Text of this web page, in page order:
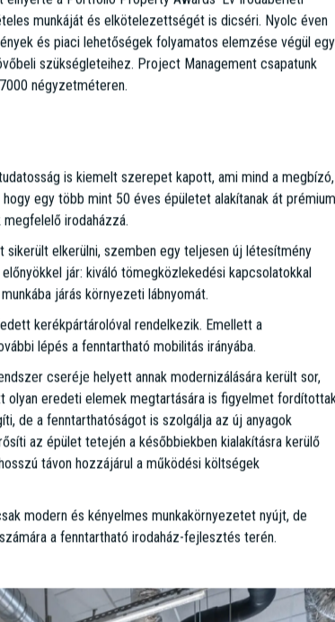
HOP Technology Office Park 7. számú épülete
hanem egy stratégiai lépést a vállalat jövője felé.
egyszerre elégíti ki a modern munkavállalók igényeit és
egyedülállóvá Budapest irodapiacán, és ideális
A cég új, "A" kategóriás székhelye a park 7. számú
vállalat, de az egész hazai irodapiac szempontjából is
elnyerte a Portfolio Property Awards 'Év Irodabérleti
munkáját és elkötelezettségét is dicséri. Nyolc éven
és piaci lehetőségek folyamatos elemzése végül egy
szükségleteihez. Project Management csapatunk
négyzetméteren.